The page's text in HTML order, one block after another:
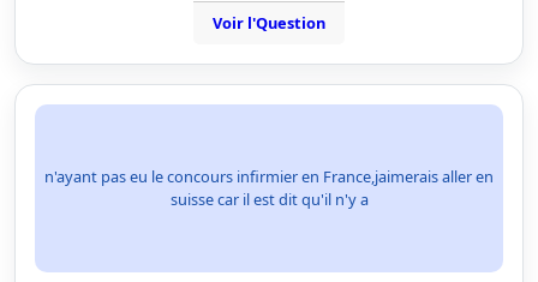
Voir l'Question
n'ayant pas eu le concours infirmier en France,jaimerais aller en
suisse car il est dit qu'il n'y a